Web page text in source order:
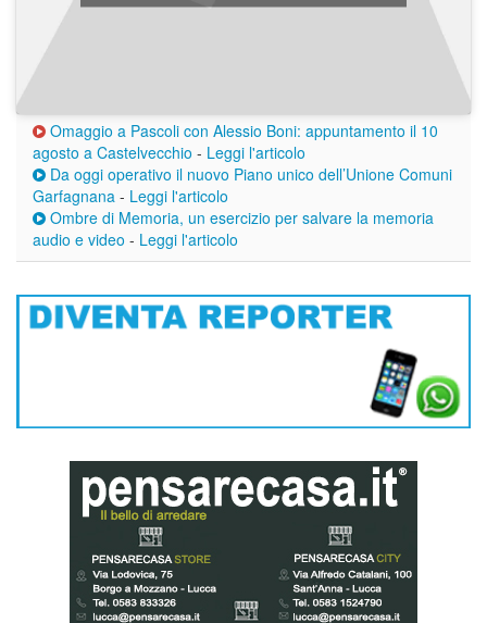
Omaggio a Pascoli con Alessio Boni: appuntamento il 10
agosto a Castelvecchio - Leggi l'articolo
Da oggi operativo il nuovo Piano unico dell’Unione Comuni
Garfagnana - Leggi l'articolo
Ombre di Memoria, un esercizio per salvare la memoria
audio e video - Leggi l'articolo